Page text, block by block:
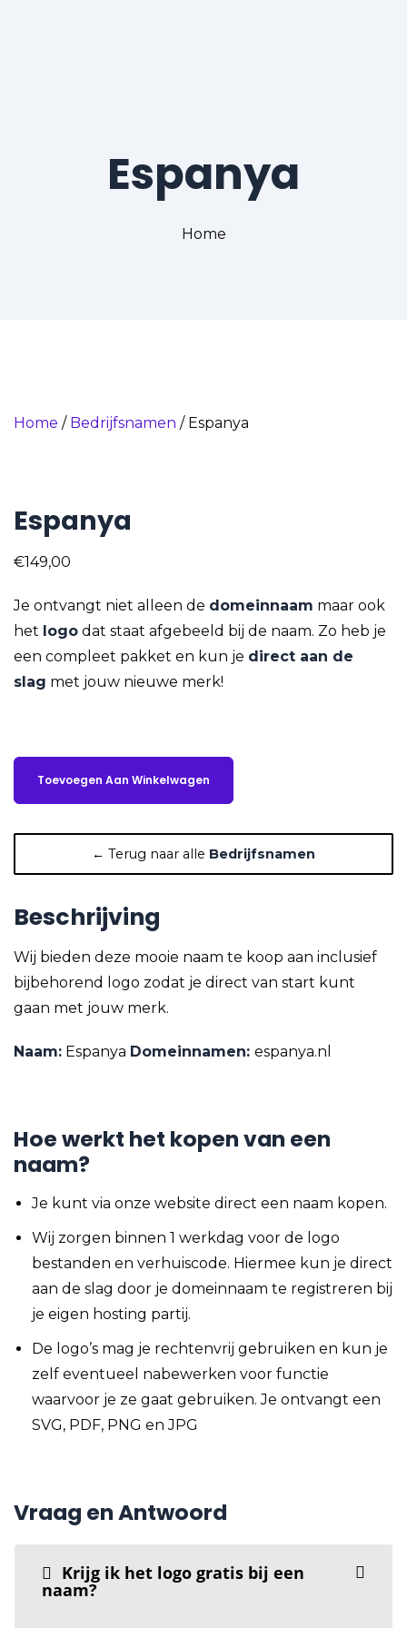
Espanya
Home
Home / Bedrijfsnamen / Espanya
Espanya
€149,00
Je ontvangt niet alleen de domeinnaam maar ook
het logo dat staat afgebeeld bij de naam. Zo heb je
een compleet pakket en kun je direct aan de
slag met jouw nieuwe merk!
Toevoegen Aan Winkelwagen
← Terug naar alle Bedrijfsnamen
Beschrijving
Wij bieden deze mooie naam te koop aan inclusief
bijbehorend logo zodat je direct van start kunt
gaan met jouw merk.
Naam: Espanya Domeinnamen: espanya.nl
Hoe werkt het kopen van een
naam?
Je kunt via onze website direct een naam kopen.
Wij zorgen binnen 1 werkdag voor de logo
bestanden en verhuiscode. Hiermee kun je direct
aan de slag door je domeinnaam te registreren bij
je eigen hosting partij.
De logo’s mag je rechtenvrij gebruiken en kun je
zelf eventueel nabewerken voor functie
waarvoor je ze gaat gebruiken. Je ontvangt een
SVG, PDF, PNG en JPG
Vraag en Antwoord
Krijg ik het logo gratis bij een
naam?